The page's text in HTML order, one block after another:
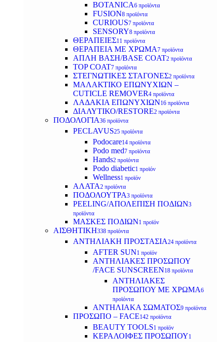
BOTANICA6 προϊόντα
FUSION8 προϊόντα
CURIOUS7 προϊόντα
SENSORY8 προϊόντα
ΘΕΡΑΠΕΙΕΣ11 προϊόντα
ΘΕΡΑΠΕΙΑ ΜΕ ΧΡΩΜΑ7 προϊόντα
ΑΠΛΗ ΒΑΣΗ/BASE COAT2 προϊόντα
TOP COAT7 προϊόντα
ΣΤΕΓΝΩΤΙΚΕΣ ΣΤΑΓΟΝΕΣ2 προϊόντα
ΜΑΛΑΚΤΙΚΟ ΕΠΩΝΥΧΙΩΝ –
CUTICLE REMOVER4 προϊόντα
ΛΑΔΑΚΙΑ ΕΠΩΝΥΧΙΩΝ16 προϊόντα
ΔΙΑΛΥΤΙΚΟ/RESTORE2 προϊόντα
ΠΟΔΟΛΟΓΙΑ36 προϊόντα
PECLAVUS25 προϊόντα
Podocare14 προϊόντα
Podo med7 προϊόντα
Hands2 προϊόντα
Podo diabetic1 προϊόν
Wellness1 προϊόν
ΑΛΑΤΑ2 προϊόντα
ΠΟΔΟΛΟΥΤΡΑ3 προϊόντα
PEELING/ΑΠΟΛΕΠΙΣΗ ΠΟΔΙΩΝ3
προϊόντα
ΜΑΣΚΕΣ ΠΟΔΙΩΝ1 προϊόν
ΑΙΣΘΗΤΙΚΗ338 προϊόντα
ΑΝΤΗΛΙΑΚΗ ΠΡΟΣΤΑΣΙΑ24 προϊόντα
AFTER SUN1 προϊόν
ΑΝΤΗΛΙΑΚΕΣ ΠΡΟΣΩΠΟΥ
/FACE SUNSCREEN18 προϊόντα
ΑΝΤΗΛΙΑΚΕΣ
ΠΡΟΣΩΠΟΥ ΜΕ ΧΡΩΜΑ6
προϊόντα
ΑΝΤΗΛΙΑΚΑ ΣΩΜΑΤΟΣ9 προϊόντα
ΠΡΟΣΩΠΟ – FACE142 προϊόντα
BEAUTY TOOLS1 προϊόν
ΚΕΡΑΛΟΙΦΕΣ ΠΡΟΣΩΠΟΥ1